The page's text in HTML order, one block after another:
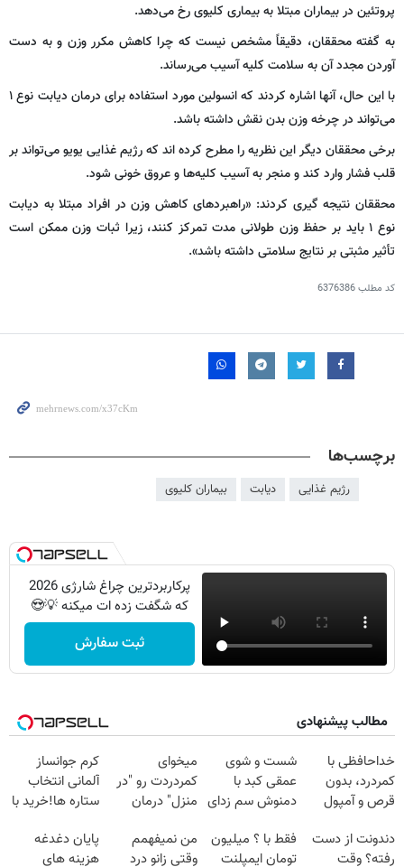
پروتئین در بیماران مبتلا به بیماری کلیوی رخ می‌دهد.
به گفته محققان، دقیقاً مشخص نیست که چرا کاهش مکرر وزن و به دست
آوردن مجدد آن به سلامت کلیه آسیب می‌رساند.
با این حال، آنها اشاره کردند که انسولین مورد استفاده برای درمان دیابت نوع ۱
می‌تواند در چرخه وزن بدن نقش داشته باشد.
برخی محققان دیگر این نظریه را مطرح کرده اند که رژیم غذایی یویو می‌تواند بر
قلب فشار وارد کند و منجر به آسیب کلیه‌ها و عروق خونی شود.
محققان نتیجه گیری کردند: «راهبردهای کاهش وزن در افراد مبتلا به دیابت
نوع ۱ باید بر حفظ وزن طولانی مدت تمرکز کنند، زیرا ثبات وزن ممکن است
تأثیر مثبتی بر نتایج سلامتی داشته باشد».
کد مطلب6376386
برچسب‌ها
رژیم غذایی دیابت بیماران کلیوی
پرکاربردترین چراغ شارژی 2026
که شگفت زده ات میکنه 💡😍
ثبت سفارش
مطالب پیشنهادی
خداحافظی با
کمردرد، بدون
قرص و آمپول
شست و شوی
عمقی کبد با
دمنوش سم زدای
میخوای
کمردردت رو "در
منزل" درمان
◂پرسش‌نامه)
کرم جوانساز
آلمانی انتخاب
ستاره ها!خرید با
دندونت از دست
رفته؟ وقت
فقط با ؟ میلیون
تومان ایمپلنت
من نمیفهمم
وقتی زانو درد
پایان دغدغه
هزینه های